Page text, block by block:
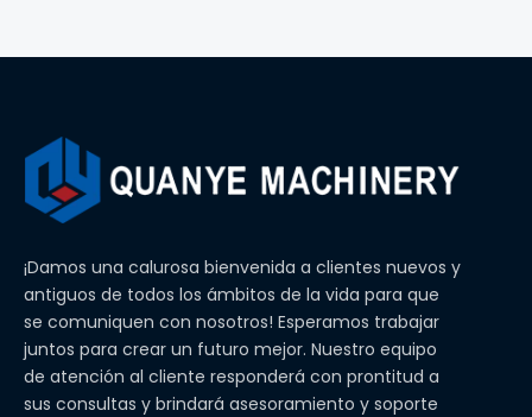
¡Damos una calurosa bienvenida a clientes nuevos y
antiguos de todos los ámbitos de la vida para que
se comuniquen con nosotros! Esperamos trabajar
juntos para crear un futuro mejor. Nuestro equipo
de atención al cliente responderá con prontitud a
sus consultas y brindará asesoramiento y soporte